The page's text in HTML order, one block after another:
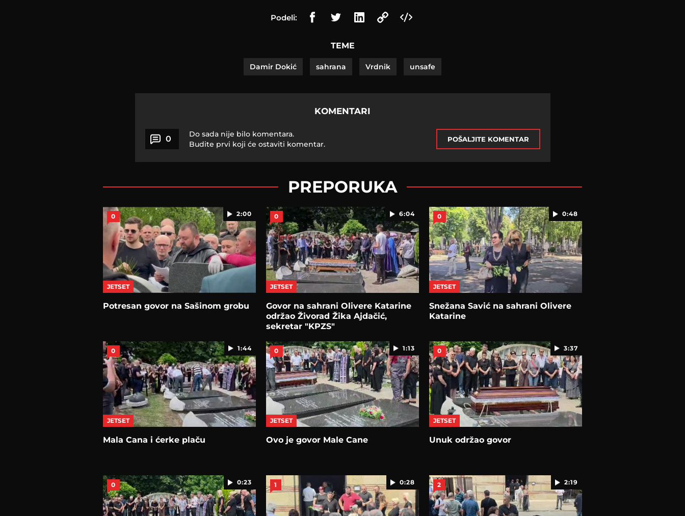
Podeli:
TEME
Damir Dokić sahrana Vrdnik unsafe
KOMENTARI
0
Do sada nije bilo komentara.
Budite prvi koji će ostaviti komentar.
POŠALJITE KOMENTAR
PREPORUKA
2:00
0
JETSET
Potresan govor na Sašinom grobu
6:04
0
JETSET
Govor na sahrani Olivere Katarine
održao Živorad Žika Ajdačić,
sekretar "KPZS"
0:48
0
JETSET
Snežana Savić na sahrani Olivere
Katarine
1:44
0
JETSET
Mala Cana i ćerke plaču
1:13
0
JETSET
Ovo je govor Male Cane
3:37
0
JETSET
Unuk održao govor
0:23
0 0:28
1 2:19
2